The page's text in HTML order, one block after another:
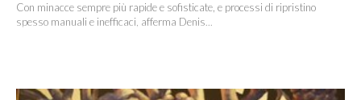
Con minacce sempre più rapide e sofisticate, e processi di ripristino
spesso manuali e inefficaci, afferma Denis...